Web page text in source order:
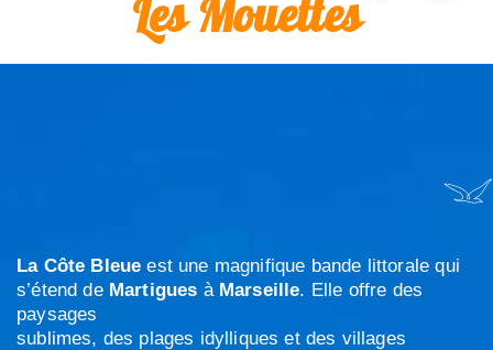
Les Mouettes
La Côte Bleue est une magnifique bande littorale qui
s’étend de Martigues à Marseille. Elle offre des
paysages
sublimes, des plages idylliques et des villages